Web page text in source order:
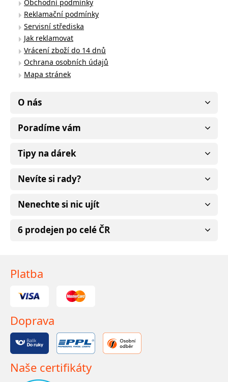
Obchodní podmínky
Reklamační podmínky
Servisní střediska
Jak reklamovat
Vrácení zboží do 14 dnů
Ochrana osobních údajů
Mapa stránek
O nás
Poradíme vám
Tipy na dárek
Nevíte si rady?
Nenechte si nic ujít
6 prodejen po celé ČR
Platba
Doprava
Naše certifikáty